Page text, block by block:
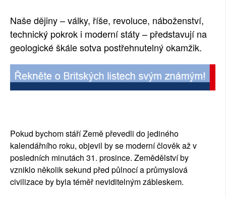
Naše dějiny – války, říše, revoluce, náboženství,
technický pokrok i moderní státy – představují na
geologické škále sotva postřehnutelný okamžik.
Pokud bychom stáří Země převedli do jediného
kalendářního roku, objevil by se moderní člověk až v
posledních minutách 31. prosince. Zemědělství by
vzniklo několik sekund před půlnocí a průmyslová
civilizace by byla téměř neviditelným zábleskem.